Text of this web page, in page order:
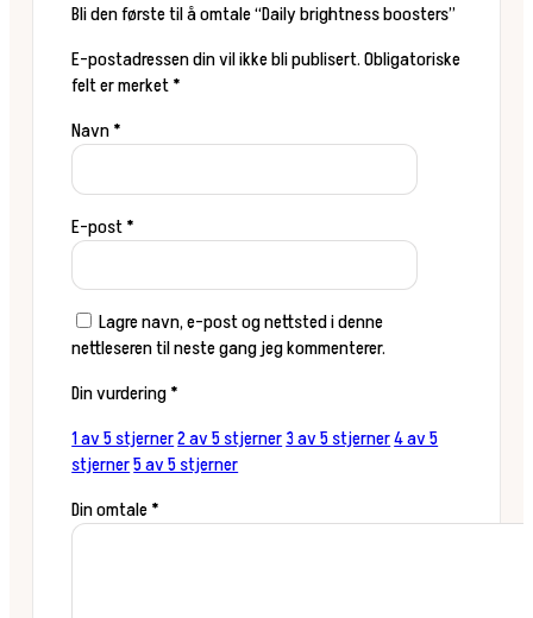
Bli den første til å omtale “Daily brightness boosters”
E-postadressen din vil ikke bli publisert.Obligatoriske
felt er merket*
Navn*
E-post*
Lagre navn, e-post og nettsted i denne
nettleseren til neste gang jeg kommenterer.
Din vurdering*
1 av 5 stjerner2 av 5 stjerner3 av 5 stjerner4 av 5
stjerner5 av 5 stjerner
Din omtale*